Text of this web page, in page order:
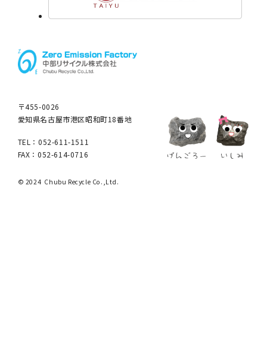
〒455-0026
愛知県名古屋市港区昭和町18番地
TEL：052-611-1511
FAX：052-614-0716
© 2024 Chubu Recycle Co.,Ltd.